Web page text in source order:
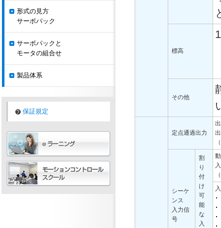
標高
その他
定点通過出力
シーケ
ンス
入力信
号
割
り
付
け
可
能
な
入
形式の見方
サーボパック
サーボパックと
モータの組合せ
製品体系
保証規定